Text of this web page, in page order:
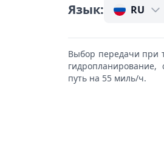
Язык: RU
Выбор передачи при
путь на 55 миль/ч.